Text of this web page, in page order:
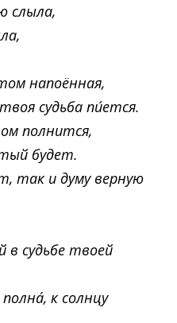
слыла,
напоённая,
судьба пи́ется.
полнится,
будет.
так и думу верную
в судьбе твоей
к солнцу